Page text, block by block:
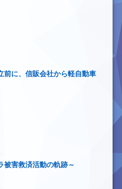
前に、信販会社から軽自動車
被害救済活動の軌跡～